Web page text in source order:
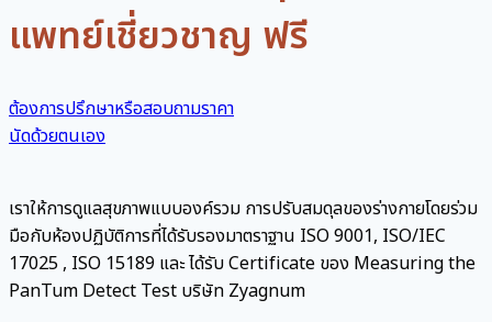
แพทย์เชี่ยวชาญ ฟรี
ต้องการปรึกษาหรือสอบถามราคา
นัดด้วยตนเอง
เราให้การดูแลสุขภาพแบบองค์รวม การปรับสมดุลของร่างกายโดยร่วม
มือกับห้องปฏิบัติการที่ได้รับรองมาตราฐาน ISO 9001, ISO/IEC
17025 , ISO 15189 และ ได้รับ Certificate ของ Measuring the
PanTum Detect Test บริษัท Zyagnum